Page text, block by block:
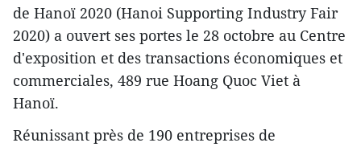
de Hanoï 2020 (Hanoi Supporting Industry Fair
2020) a ouvert ses portes le 28 octobre au Centre
d'exposition et des transactions économiques et
commerciales, 489 rue Hoang Quoc Viet à
Hanoï.
Réunissant près de 190 entreprises de